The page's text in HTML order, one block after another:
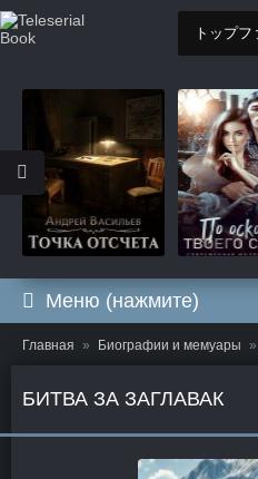
Меню (нажмите)
Главная Биографии и мемуары
БИТВА ЗА ЗАГЛАВАК